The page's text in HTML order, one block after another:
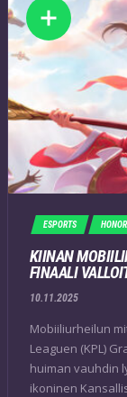
ESPORTS
KIINAN
FINAALI
10.11.2025
Mobiiliurheilun
Leaguen (KPL)
huiman vauhdin
ikoninen